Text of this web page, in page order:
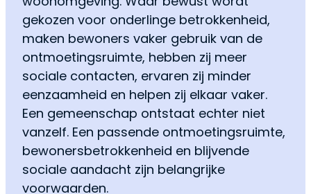
gekozen voor onderlinge betrokkenheid,
maken bewoners vaker gebruik van de
ontmoetingsruimte, hebben zij meer
sociale contacten, ervaren zij minder
eenzaamheid en helpen zij elkaar vaker.
Een gemeenschap ontstaat echter niet
vanzelf. Een passende ontmoetingsruimte,
bewonersbetrokkenheid en blijvende
sociale aandacht zijn belangrijke
voorwaarden.